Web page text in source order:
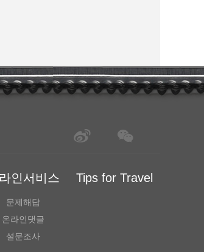
인서비스
문제해답
온라인댓글
설문조사
Tips for Travel